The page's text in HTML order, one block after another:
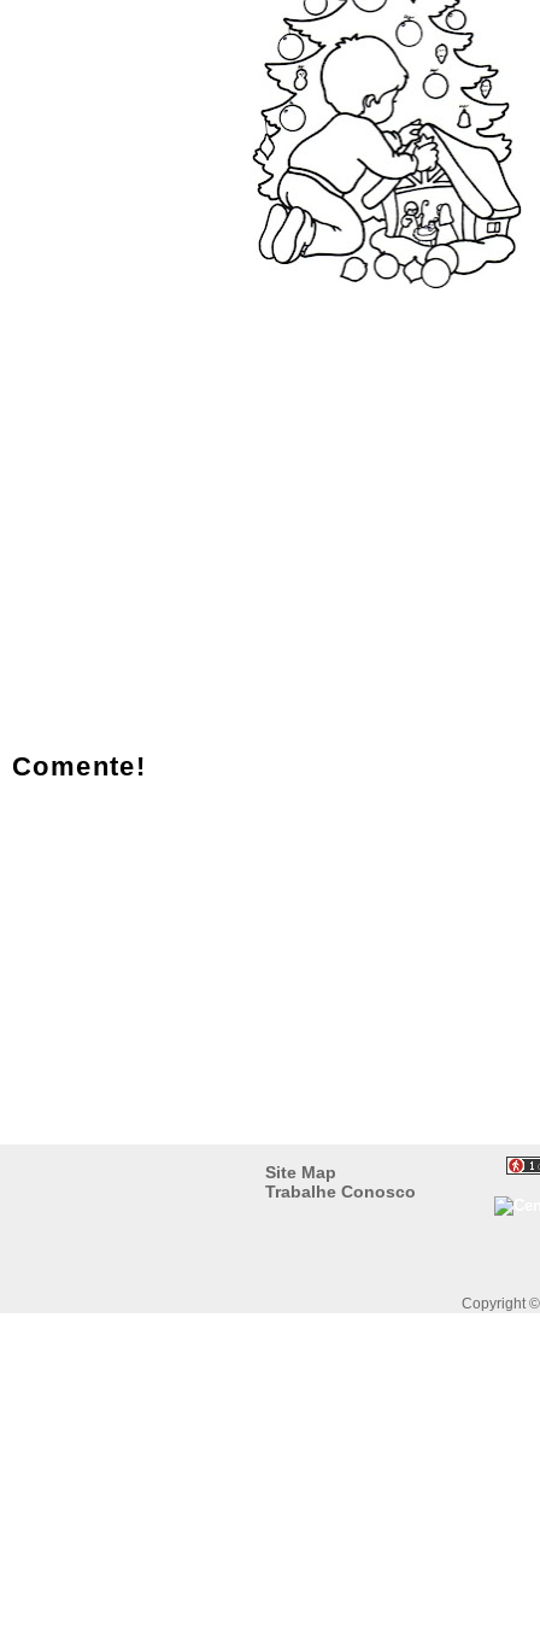
Comente!
Copyright
Site Map
Trabalhe Conosco